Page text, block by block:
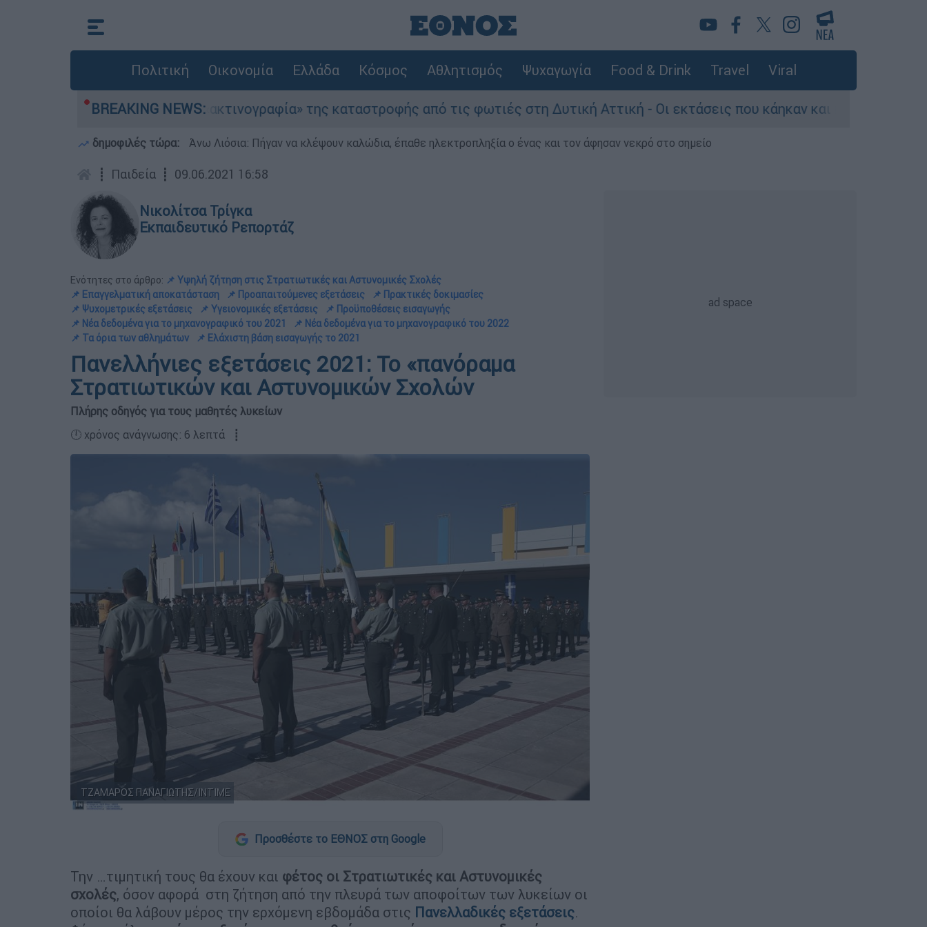
Πολιτική Οικονομία Ελλάδα Κόσμος Αθλητισμός Ψυχαγωγία Food & Drink Travel Viral
BREAKING NEWS:
Η «ακτινογραφία» της καταστροφής από τις φωτιές στη Δυτική Αττική - Οι εκτάσεις που κάηκαν και η επόμενη μέρα του δάσους
δημοφιλές τώρα: Άνω Λιόσια: Πήγαν να κλέψουν καλώδια, έπαθε ηλεκτροπληξία ο ένας και τον άφησαν νεκρό στο σημείο
┋ Παιδεία ┋ 09.06.2021 16:58
Νικολίτσα Τρίγκα
Εκπαιδευτικό Ρεπορτάζ
Ενότητες στο άρθρο: 📌 Υψηλή ζήτηση στις Στρατιωτικές και Αστυνομικές Σχολές
📌 Επαγγελματική αποκατάσταση
📌 Προαπαιτούμενες εξετάσεις
📌 Πρακτικές δοκιμασίες
📌 Ψυχομετρικές εξετάσεις
📌 Υγειονομικές εξετάσεις
📌 Προϋποθέσεις εισαγωγής
📌 Νέα δεδομένα για το μηχανογραφικό του 2021
📌 Νέα δεδομένα για το μηχανογραφικό του 2022
📌 Τα όρια των αθλημάτων
📌 Ελάχιστη βάση εισαγωγής το 2021
Πανελλήνιες εξετάσεις 2021: Το «πανόραμα
Στρατιωτικών και Αστυνομικών Σχολών
Πλήρης οδηγός για τους μαθητές λυκείων
🕛 χρόνος ανάγνωσης: 6 λεπτά ┋
ΤΖΑΜΑΡΟΣ ΠΑΝΑΓΙΩΤΗΣ/ΙΝΤΙΜΕ
Προσθέστε το ΕΘΝΟΣ στη Google
Την …τιμητική τους θα έχουν και φέτος οι Στρατιωτικές και Αστυνομικές
σχολές, όσον αφορά στη ζήτηση από την πλευρά των αποφοίτων των λυκείων οι
οποίοι θα λάβουν μέρος την ερχόμενη εβδομάδα στις Πανελλαδικές εξετάσεις.